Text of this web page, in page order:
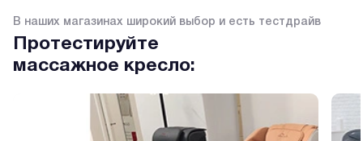
В наших магазинах широкий выбор и есть тестдрайв
Протестируйте
массажное кресло: